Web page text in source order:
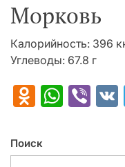
Морковь
Калорийность: 396
Углеводы: 67.8 г
Поиск